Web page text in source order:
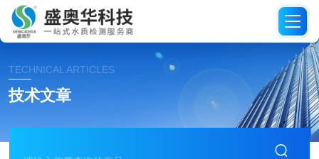
TECHNICAL ARTICLES
技术文章